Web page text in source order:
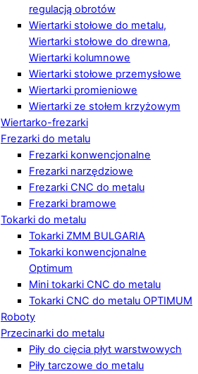
regulacją obrotów
Wiertarki stołowe do metalu,
Wiertarki stołowe do drewna,
Wiertarki kolumnowe
Wiertarki stołowe przemysłowe
Wiertarki promieniowe
Wiertarki ze stołem krzyżowym
Wiertarko-frezarki
Frezarki do metalu
Frezarki konwencjonalne
Frezarki narzędziowe
Frezarki CNC do metalu
Frezarki bramowe
Tokarki do metalu
Tokarki ZMM BULGARIA
Tokarki konwencjonalne
Optimum
Mini tokarki CNC do metalu
Tokarki CNC do metalu OPTIMUM
Roboty
Przecinarki do metalu
Piły do cięcia płyt warstwowych
Piły tarczowe do metalu